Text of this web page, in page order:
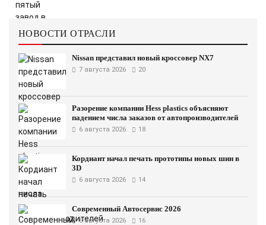
НОВОСТИ ОТРАСЛИ
Nissan представил новый кроссовер NX7
7 августа 2026 20
Разорение компании Hess plastics объясняют
падением числа заказов от автопроизводителей
6 августа 2026 18
Кордиант начал печать прототипы новых шин в
3D
6 августа 2026 14
Современный Автосервис 2026
6 августа 2026 16